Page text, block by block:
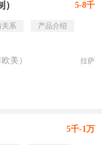
5-8千
关系
产品介绍
美） 拉萨
5千-1万